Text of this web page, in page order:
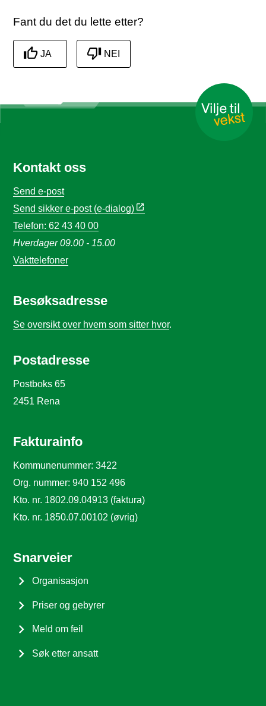
Fant du det du lette etter?
JA NEI
Kontakt oss
Send e-post
Send sikker e-post (e-dialog)
Telefon: 62 43 40 00
Hverdager 09.00 - 15.00
Vakttelefoner
Besøksadresse
Se oversikt over hvem som sitter hvor.
Postadresse
Postboks 65
2451 Rena
Fakturainfo
Kommunenummer: 3422
Org. nummer: 940 152 496
Kto. nr. 1802.09.04913 (faktura)
Kto. nr. 1850.07.00102 (øvrig)
Snarveier
Organisasjon
Priser og gebyrer
Meld om feil
Søk etter ansatt